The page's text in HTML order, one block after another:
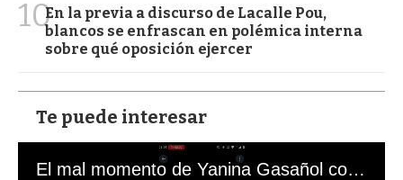
10En la previa a discurso de Lacalle Pou,
blancos se enfrascan en polémica interna
sobre qué oposición ejercer
Te puede interesar
El mal momento de Yanina Gasañol con un hincha argentino en "Subrayado"